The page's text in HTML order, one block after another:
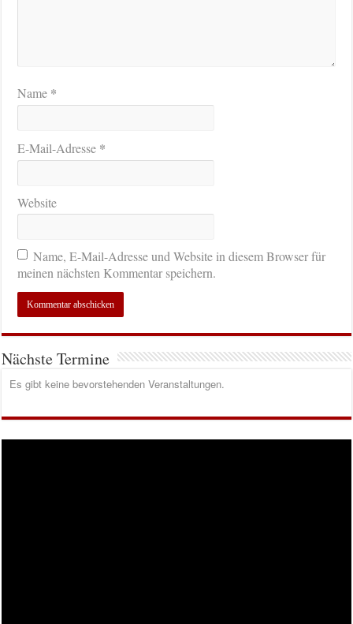
Name *
E-Mail-Adresse *
Website
Name, E-Mail-Adresse und Website in diesem Browser für
meinen nächsten Kommentar speichern.
Nächste Termine
Es gibt keine bevorstehenden Veranstaltungen.